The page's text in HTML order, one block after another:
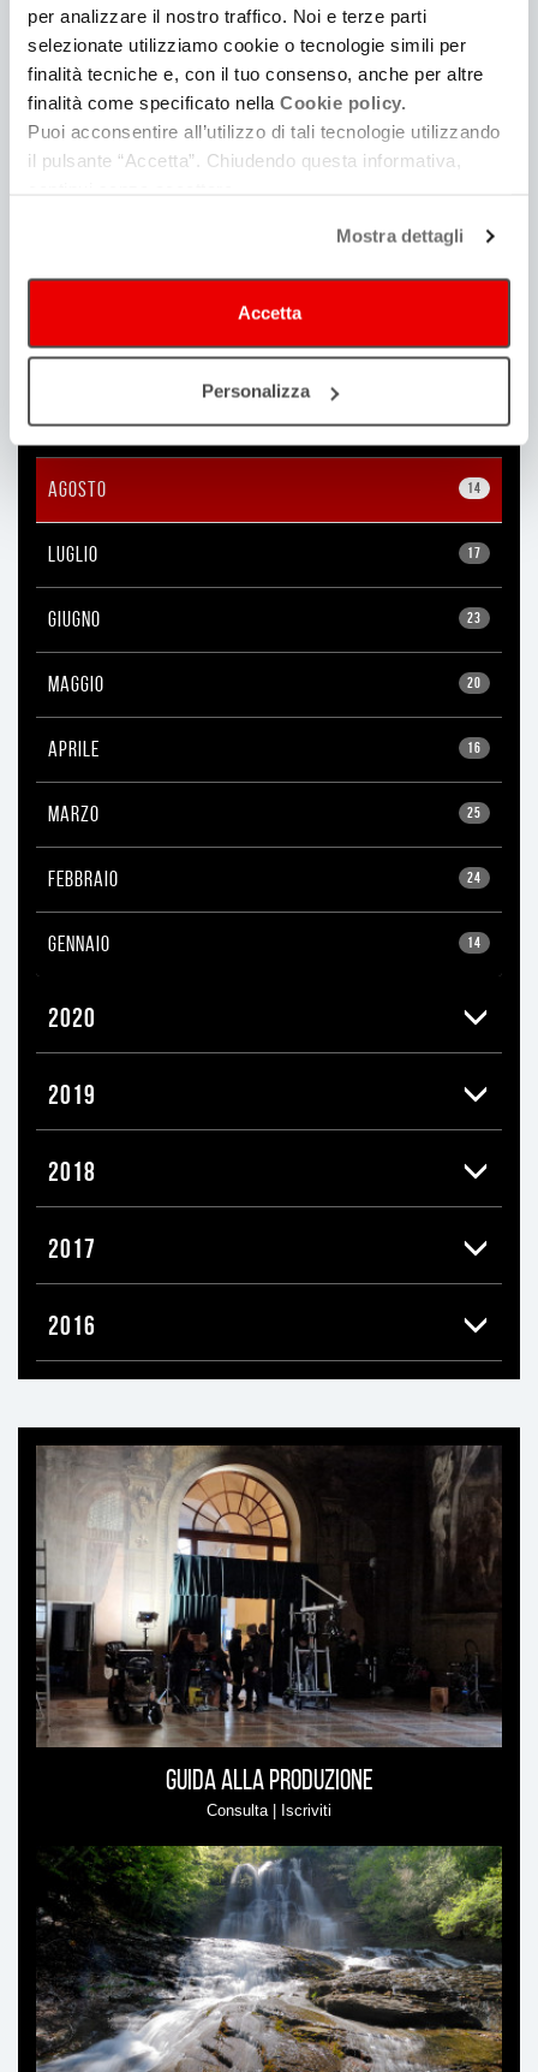
per analizzare il nostro traffico. Noi e terze parti
selezionate utilizziamo cookie o tecnologie simili per
finalità tecniche e, con il tuo consenso, anche per altre
finalità come specificato nella Cookie policy.
Puoi acconsentire all’utilizzo di tali tecnologie utilizzando
il pulsante “Accetta”. Chiudendo questa informativa,
Mostra dettagli
Accetta
Personalizza
2023
2022
2021
35
OTTOBRE
33
SETTEMBRE
14
AGOSTO
17
LUGLIO
23
GIUGNO
20
MAGGIO
16
APRILE
25
MARZO
24
FEBBRAIO
14
GENNAIO
2020
2019
2018
2017
2016
Ti
può
interessare
Guida alla produzione
Consulta | Iscriviti